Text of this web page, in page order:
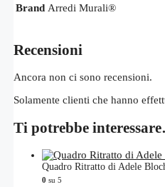
Brand Arredi Murali®
Recensioni
Ancora non ci sono recensioni.
Solamente clienti che hanno
Ti potrebbe
Quadro Ritratto di Adele
0 su 5